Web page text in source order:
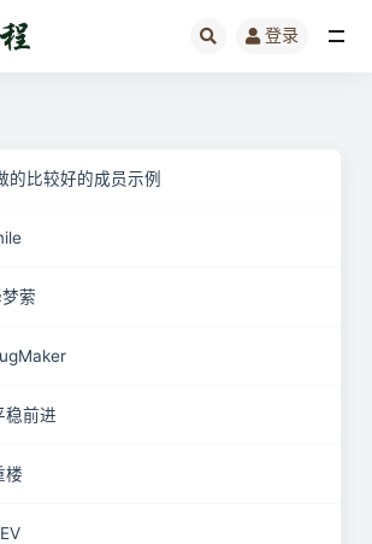
登录
的比较好的成员示例
萦
稳前进
楼